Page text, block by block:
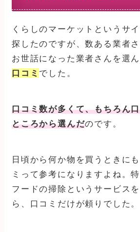
くらしのマーケットというサ
探したのですが、数ある業者
お世話になった業者さんを選
口コミ でした。
口コミ数が多くて、もちろん
ところから選んだのです。
日頃から何か物を買うときに
ミって参考になりますよね。
フードの掃除というサービス
ら、口コミだけが頼りでした。